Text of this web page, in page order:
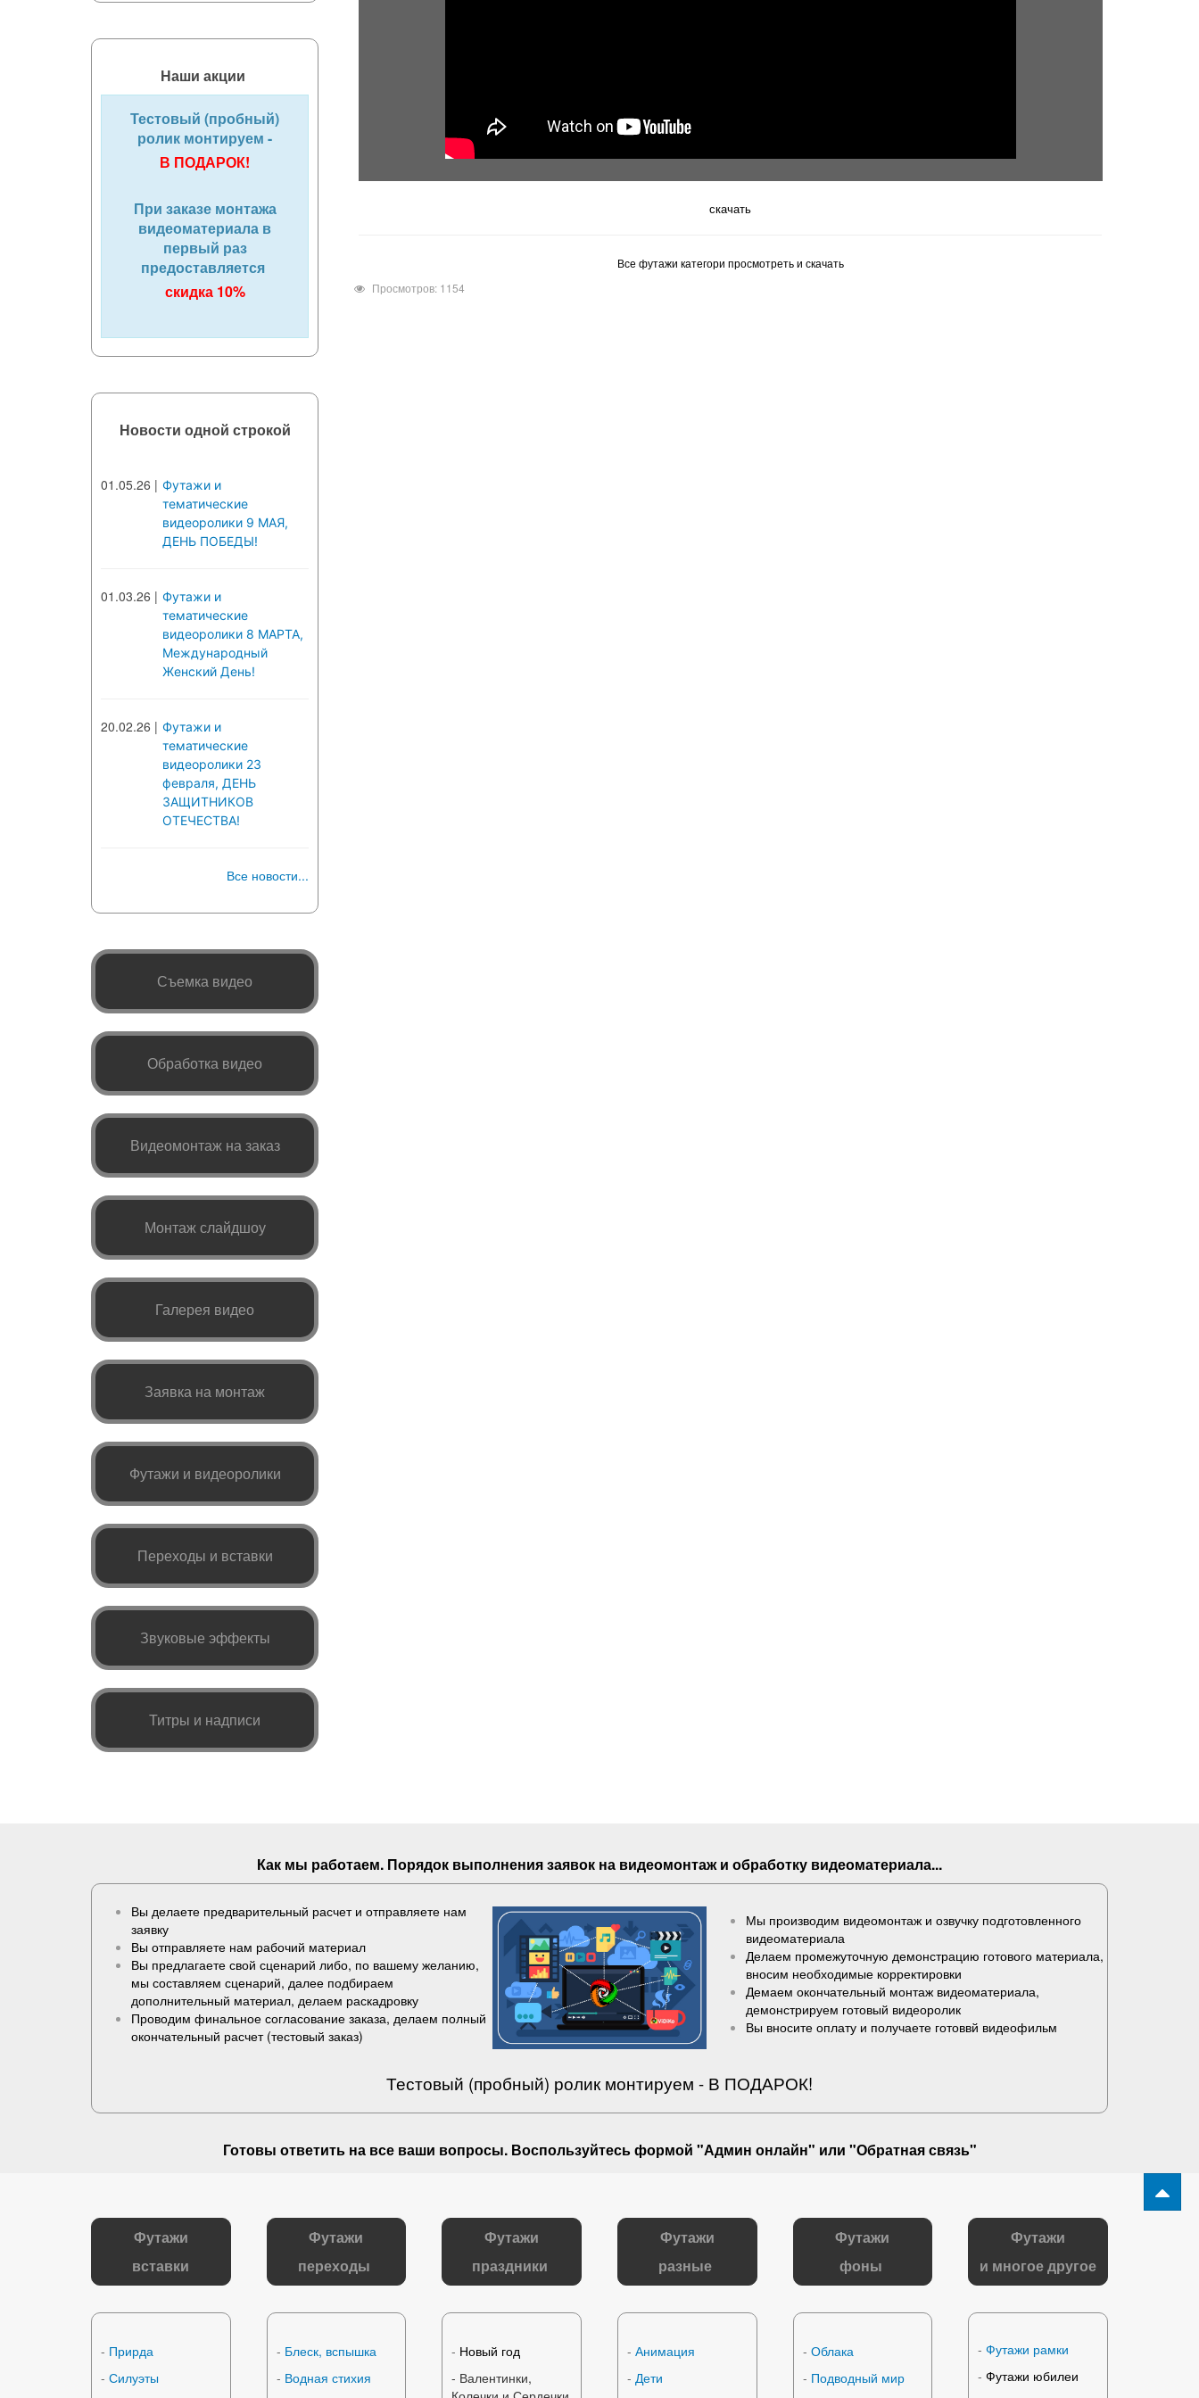
скачать
Все футажи категори просмотреть и скачать
Просмотров: 1154
Наши акции
Тестовый (пробный)
ролик монтируем -
В ПОДАРОК!
При заказе монтажа
видеоматериала в
первый раз
предоставляется
скидка 10%
Новости одной строкой
01.05.26 | Футажи и
тематические
видеоролики 9 МАЯ,
ДЕНЬ ПОБЕДЫ!
01.03.26 | Футажи и
тематические
видеоролики 8 МАРТА,
Международный
Женский День!
20.02.26 | Футажи и
тематические
видеоролики 23
февраля, ДЕНЬ
ЗАЩИТНИКОВ
ОТЕЧЕСТВА!
Все новости...
Съемка видео
Обработка видео
Видеомонтаж на заказ
Монтаж слайдшоу
Галерея видео
Заявка на монтаж
Футажи и видеоролики
Переходы и вставки
Звуковые эффекты
Титры и надписи
Как мы работаем. Порядок выполнениязаявок на видеомонтаж и обработку видеоматериала...
Вы делаете предварительный расчет и отправляете нам
заявку
Вы отправляете нам рабочий материал
Вы предлагаете свой сценарий либо, по вашему желанию,
мы составляем сценарий, далее подбираем
дополнительный материал, делаем раскадровку
Проводим финальное согласование заказа, делаем полный
окончательный расчет (тестовый заказ)
Мы производим видеомонтаж и озвучку подготовленного
видеоматериала
Делаем промежуточную демонстрацию готового материала,
вносим необходимые корректировки
Демаем окончательный монтаж видеоматериала,
демонстрируем готовый видеоролик
Вы вносите оплату и получаете готоввй видеофильм
Тестовый (пробный) ролик монтируем - В ПОДАРОК!
Готовы ответить на все ваши вопросы. Воспользуйтесь формой "Админ онлайн" или "Обратная связь"
Футажи
вставки
- Прирда
- Силуэты
Футажи
переходы
- Блеск, вспышка
- Водная стихия
Футажи
праздники
- Новый год
- Валентинки,
Футажи
разные
- Анимация
- Дети
Футажи
фоны
- Облака
- Подводный мир
Футажи
и многое другое
-Футажи рамки
-Футажи юбилеи